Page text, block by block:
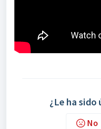
¿Le ha
No